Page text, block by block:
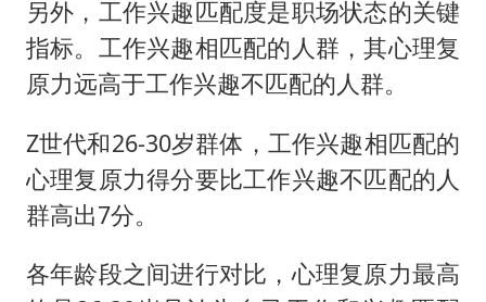
另外，工作兴趣匹配度是职场状态的关键
指标。工作兴趣相匹配的人群，其心理复
原力远高于工作兴趣不匹配的人群。
Z世代和26-30岁群体，工作兴趣相匹配的
心理复原力得分要比工作兴趣不匹配的人
群高出7分。
各年龄段之间进行对比，心理复原力最高